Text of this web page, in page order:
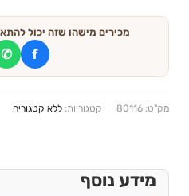
מכירים מישהו שזה יכול
f
✆
מק"ט: 80116 קטגוריות: ללא קטגוריה
מידע נוסף